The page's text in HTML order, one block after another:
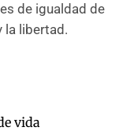
de igualdad de
la libertad.
vida